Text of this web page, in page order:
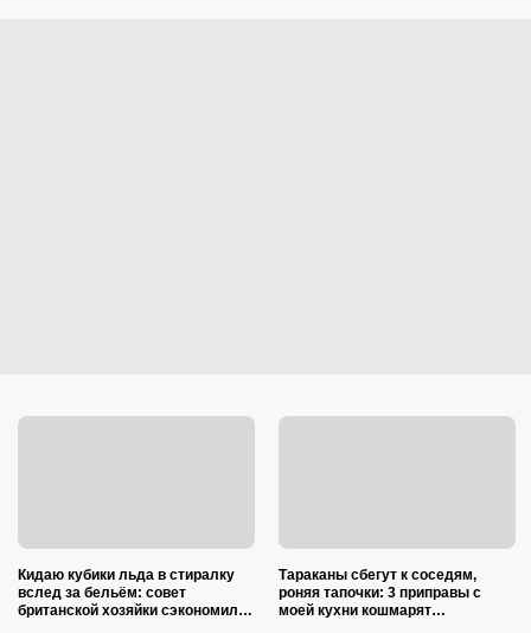
Кидаю кубики льда в стиралку
вслед за бельём: совет
британской хозяйки сэкономил
Тараканы сбегут к соседям,
роняя тапочки: 3 приправы с
моей кухни кошмарят